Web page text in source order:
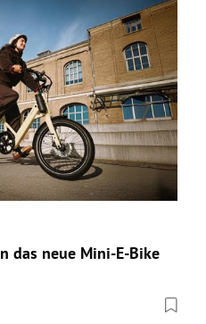
das neue Mini-E-Bike